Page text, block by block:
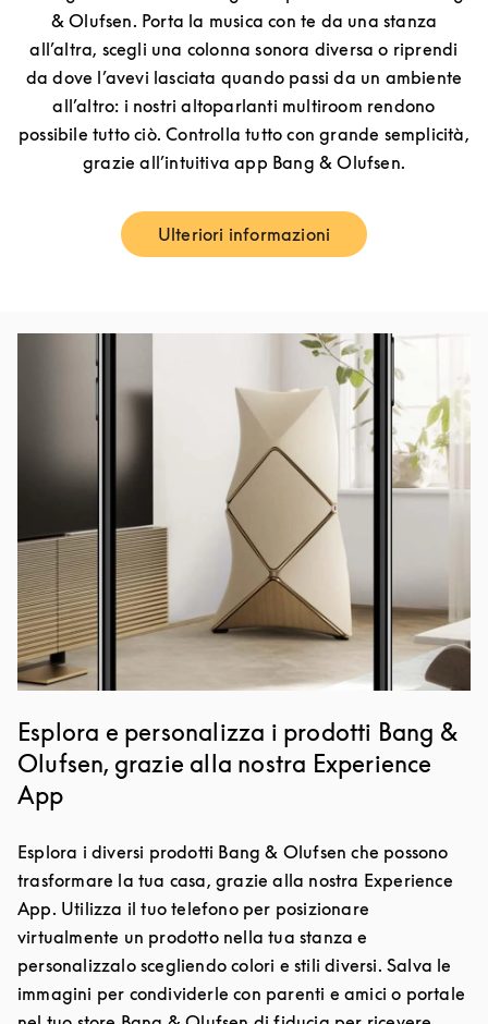
& Olufsen. Porta la musica con te da una stanza
all’altra, scegli una colonna sonora diversa o riprendi
da dove l’avevi lasciata quando passi da un ambiente
all’altro: i nostri altoparlanti multiroom rendono
possibile tutto ciò. Controlla tutto con grande semplicità,
grazie all’intuitiva app Bang & Olufsen.
Ulteriori informazioniLink Opens in New Tab
Esplora e personalizza i prodotti Bang &
Olufsen, grazie alla nostra Experience
App
Esplora i diversi prodotti Bang & Olufsen che possono
trasformare la tua casa, grazie alla nostra Experience
App. Utilizza il tuo telefono per posizionare
virtualmente un prodotto nella tua stanza e
personalizzalo scegliendo colori e stili diversi. Salva le
immagini per condividerle con parenti e amici o portale